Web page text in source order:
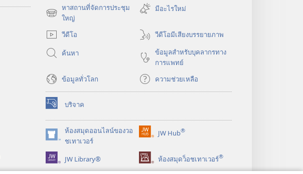
หน้าต่าง
ใหม่)
หาสถานที่จัดการประชุม
ใหญ่
(เปิด
หน้าต่าง
ใหม่)
มีอะไรใหม่
วีดีโอ วีดีโอมีเสียงบรรยายภาพ
ค้นหา
ข้อมูล​สำหรับ​บุคลากร​ทาง​
การ​แพทย์
ข้อมูล​ทั่ว​โลก
ความช่วยเหลือ
บริจาค
(เปิด
หน้าต่าง
ใหม่)
ห้องสมุดออนไลน์ของวอ
ชเทาเวอร์
(เปิด
หน้าต่าง
ใหม่)
JW Hub®
(เปิด
ใหม่)
JW Library® ห้องสมุดว็อชเทาเวอร์®